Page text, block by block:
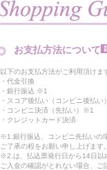
お支払方法について
以下のお支払方法がご利用頂けま
・代金引換
・銀行振込 ※1
・スコア後払い（コンビニ後払
・コンビニ決済（先払い）※1
・クレジットカード決済
※1.銀行振込、コンビニ先払いの
ご了承の程をお願い申し上げます。
※2.は、払込票発行日から14日以
ご入金の確認がとれない場合、